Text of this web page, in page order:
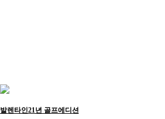
발렌타인21년 골프에디션